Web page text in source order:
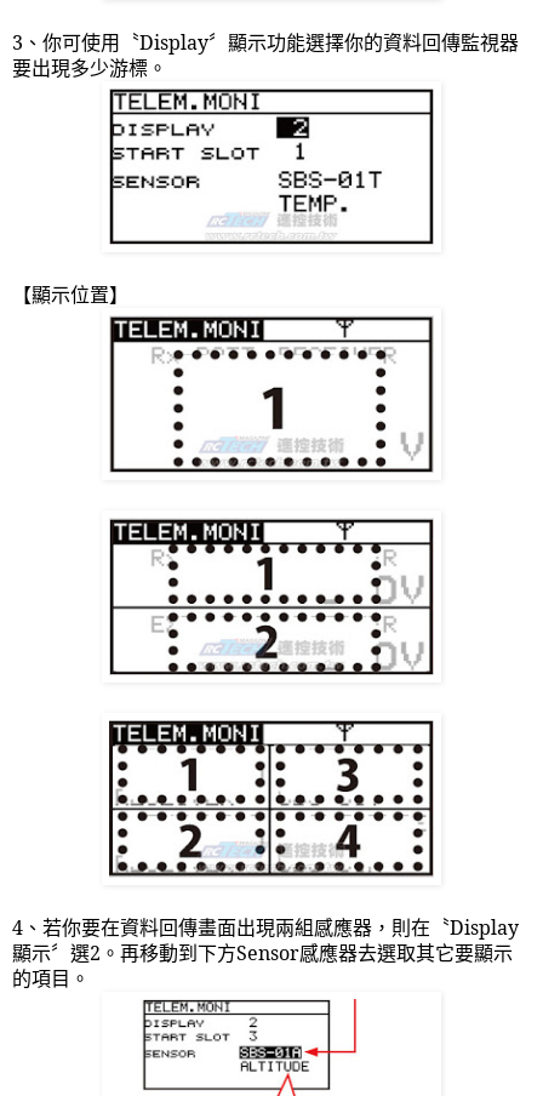
3 、你可使用〝Display〞顯示功能選擇你的資料回傳監視器
要出現多少游標。
【顯示位置】
4 、若你要在資料回傳畫面出現兩組感應器，則在〝Display
顯示〞選2 。再移動到下方Sensor感應器去選取其它要顯示
的項目。